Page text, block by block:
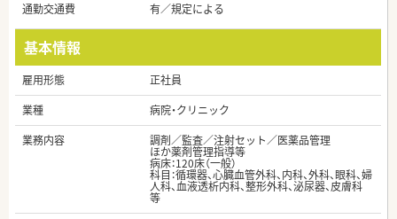
通勤交通費
有／規定による
基本情報
雇用形態
正社員
業種
病院・クリニック
業務内容
調剤／監査／注射セット／医薬品管理
ほか薬剤管理指導等
病床：120床（一般）
科目：循環器、心臓血管外科、内科、外科、眼科、婦
人科、血液透析内科、整形外科、泌尿器、皮膚科
等